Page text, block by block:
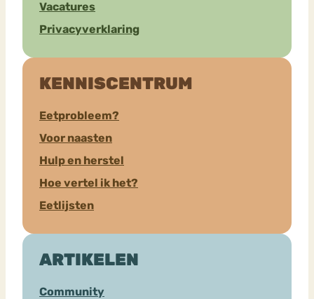
Vacatures
Privacyverklaring
KENNISCENTRUM
Eetprobleem?
Voor naasten
Hulp en herstel
Hoe vertel ik het?
Eetlijsten
ARTIKELEN
Community